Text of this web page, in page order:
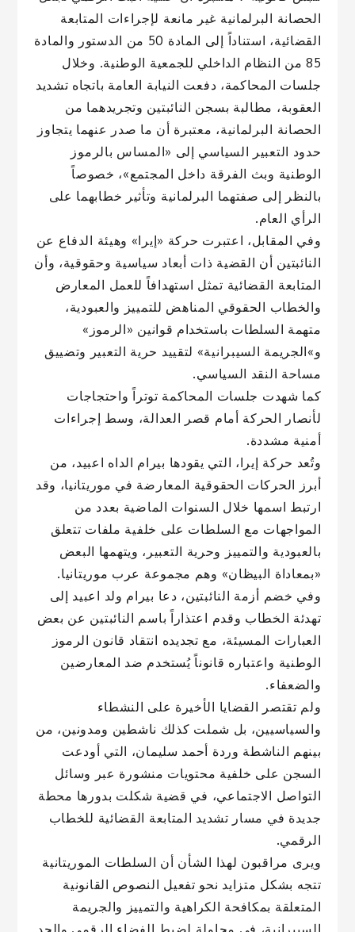
الحصانة البرلمانية غير مانعة لإجراءات المتابعة
القضائية، استناداً إلى المادة 50 من الدستور والمادة
85 من النظام الداخلي للجمعية الوطنية. وخلال
جلسات المحاكمة، دفعت النيابة العامة باتجاه تشديد
العقوبة، مطالبة بسجن النائبتين وتجريدهما من
الحصانة البرلمانية، معتبرة أن ما صدر عنهما يتجاوز
حدود التعبير السياسي إلى «المساس بالرموز
الوطنية وبث الفرقة داخل المجتمع»، خصوصاً
بالنظر إلى صفتهما البرلمانية وتأثير خطابهما على
الرأي العام.
وفي المقابل، اعتبرت حركة «إيرا» وهيئة الدفاع عن
النائبتين أن القضية ذات أبعاد سياسية وحقوقية، وأن
المتابعة القضائية تمثل استهدافاً للعمل المعارض
والخطاب الحقوقي المناهض للتمييز والعبودية،
متهمة السلطات باستخدام قوانين «الرموز»
و»الجريمة السيبرانية» لتقييد حرية التعبير وتضييق
مساحة النقد السياسي.
كما شهدت جلسات المحاكمة توتراً واحتجاجات
لأنصار الحركة أمام قصر العدالة، وسط إجراءات
أمنية مشددة.
وتُعد حركة إيرا، التي يقودها بيرام الداه اعبيد، من
أبرز الحركات الحقوقية المعارضة في موريتانيا، وقد
ارتبط اسمها خلال السنوات الماضية بعدد من
المواجهات مع السلطات على خلفية ملفات تتعلق
بالعبودية والتمييز وحرية التعبير، ويتهمها البعض
«بمعاداة البيظان» وهم مجموعة عرب موريتانيا.
وفي خضم أزمة النائبتين، دعا بيرام ولد اعبيد إلى
تهدئة الخطاب وقدم اعتذاراً باسم النائبتين عن بعض
العبارات المسيئة، مع تجديده انتقاد قانون الرموز
الوطنية واعتباره قانوناً يُستخدم ضد المعارضين
والضعفاء.
ولم تقتصر القضايا الأخيرة على النشطاء
والسياسيين، بل شملت كذلك ناشطين ومدونين، من
بينهم الناشطة وردة أحمد سليمان، التي أودعت
السجن على خلفية محتويات منشورة عبر وسائل
التواصل الاجتماعي، في قضية شكلت بدورها محطة
جديدة في مسار تشديد المتابعة القضائية للخطاب
الرقمي.
ويرى مراقبون لهذا الشأن أن السلطات الموريتانية
تتجه بشكل متزايد نحو تفعيل النصوص القانونية
المتعلقة بمكافحة الكراهية والتمييز والجريمة